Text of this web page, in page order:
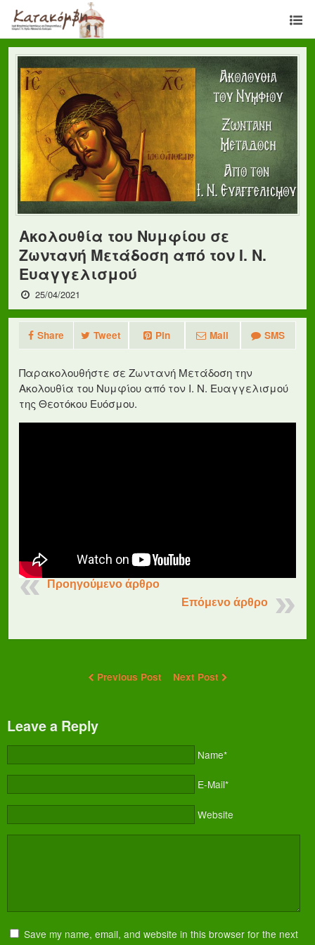
Ακολουθία του Νυμφίου σε
Ζωντανή Μετάδοση από τον Ι. Ν.
Ευαγγελισμού
25/04/2021
Share Tweet Pin Mail SMS
Παρακολουθήστε σε Ζωντανή Μετάδοση την
Ακολουθία του Νυμφίου από τον Ι. Ν. Ευαγγελισμού
της Θεοτόκου Ευόσμου.
Προηγούμενο άρθρο
Επόμενο άρθρο
Previous Post Next Post
Leave a Reply
Name*
E-Mail*
Website
Save my name, email, and website in this browser for the next